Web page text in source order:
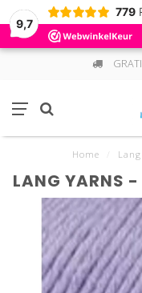
9,7
779
Home
LANG YARNS